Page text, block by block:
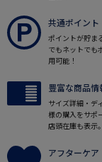
共通ポイント
ポイントが貯ま
でもネットでも
用可能！
豊富な商品情
サイズ詳細・デ
様の購入をサポ
店頭在庫も表示。
アフターケア